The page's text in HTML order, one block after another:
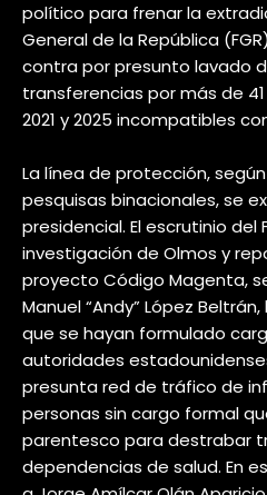
político para frenar la
General de la República
contra por presunto lavado
transferencias por más de
2021 y 2025 incompatibles
La línea de protección,
pesquisas binacionales, se
presidencial. El escrutinio del
investigación de Olmos y
proyecto Código Magenta,
Manuel “Andy” López
que se hayan formulado
autoridades
presunta red de tráfico de
personas sin cargo formal
parentesco para destrabar
dependencias de salud. En